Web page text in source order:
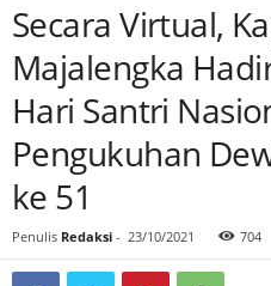
Secara Virtual,
Majalengka
Hari Santri
Pengukuhan
ke 51
Penulis Redaksi - 23/10/2021 704